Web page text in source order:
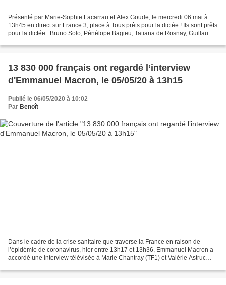
Présenté par Marie-Sophie Lacarrau et Alex Goude, le mercredi 06 mai à
13h45 en direct sur France 3, place à Tous prêts pour la dictée ! Ils sont prêts
pour la dictée : Bruno Solo, Pénélope Bagieu, Tatiana de Rosnay, Guillaume
13 830 000 français ont regardé l’interview
d'Emmanuel Macron, le 05/05/20 à 13h15
Publié le 06/05/2020 à 10:02
Par Benoît
Dans le cadre de la crise sanitaire que traverse la France en raison de
l’épidémie de coronavirus, hier entre 13h17 et 13h36, Emmanuel Macron a
accordé une interview télévisée à Marie Chantray (TF1) et Valérie Astruc